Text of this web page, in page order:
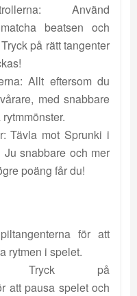
Använd
beatsen och
på rätt tangenter
Allt eftersom du
med snabbare
Tävla mot Sprunki i
snabbare och mer
poäng får du!
för att
rytmen i spelet.
på
att pausa spelet och